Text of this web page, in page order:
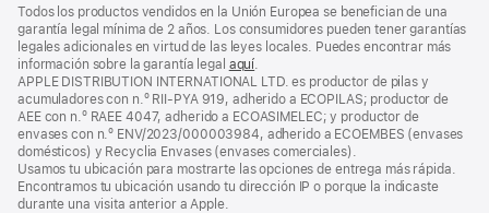
Todos los productos vendidos en la Unión Europea se benefician de una
garantía legal mínima de 2 años. Los consumidores pueden tener garantías
legales adicionales en virtud de las leyes locales. Puedes encontrar más
información sobre la garantía legal aquí
APPLE DISTRIBUTION INTERNATIONAL LTD. es productor de pilas y
acumuladores con n.º RII-PYA 919, adherido a ECOPILAS; productor de
AEE con n.º RAEE 4047, adherido a ECOASIMELEC; y productor de
envases con n.º ENV/2023/000003984, adherido a ECOEMBES (envases
domésticos) y Recyclia Envases (envases comerciales).
Usamos tu ubicación para mostrarte las opciones de entrega más rápida.
Encontramos tu ubicación usando tu dirección IP o porque la indicaste
durante una visita anterior a Apple.